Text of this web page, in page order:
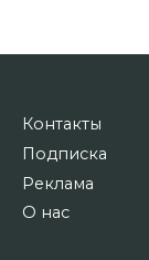
Контакты
Подписка
Реклама
О нас